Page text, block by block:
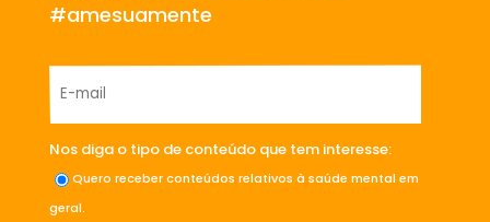
#amesuamente
Nos diga o tipo de conteúdo que tem interesse:
Quero receber conteúdos relativos à saúde mental em
geral.